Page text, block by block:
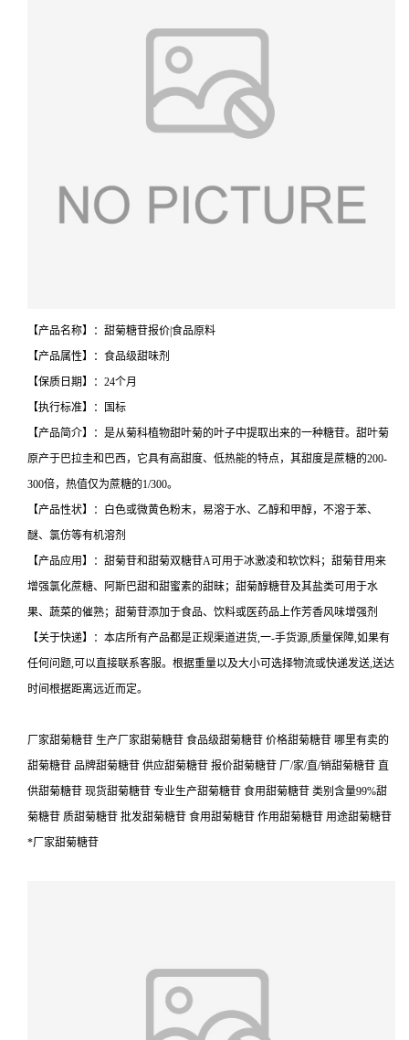
【产品名称】：甜菊糖苷报价|食品原料
【产品属性】：食品级甜味剂
【保质日期】：24个月
【执行标准】：国标
【产品简介】：是从菊科植物甜叶菊的叶子中提取出来的一种糖苷。甜叶菊
原产于巴拉圭和巴西，它具有高甜度、低热能的特点，其甜度是蔗糖的200-
300倍，热值仅为蔗糖的1/300。
【产品性状】：白色或微黄色粉末，易溶于水、乙醇和甲醇，不溶于苯、
醚、氯仿等有机溶剂
【产品应用】：甜菊苷和甜菊双糖苷A可用于冰激凌和软饮料；甜菊苷用来
增强氯化蔗糖、阿斯巴甜和甜蜜素的甜昧；甜菊醇糖苷及其盐类可用于水
果、蔬菜的催熟；甜菊苷添加于食品、饮料或医药品上作芳香风味增强剂
【关于快递】：本店所有产品都是正规渠道进货,一-手货源,质量保障,如果有
任何问题,可以直接联系客服。根据重量以及大小可选择物流或快递发送,送达
时间根据距离远近而定。
厂家甜菊糖苷 生产厂家甜菊糖苷 食品级甜菊糖苷 价格甜菊糖苷 哪里有卖的
甜菊糖苷 品牌甜菊糖苷 供应甜菊糖苷 报价甜菊糖苷 厂/家/直/销甜菊糖苷 直
供甜菊糖苷 现货甜菊糖苷 专业生产甜菊糖苷 食用甜菊糖苷 类别含量99%甜
菊糖苷 质甜菊糖苷 批发甜菊糖苷 食用甜菊糖苷 作用甜菊糖苷 用途甜菊糖苷
*厂家甜菊糖苷